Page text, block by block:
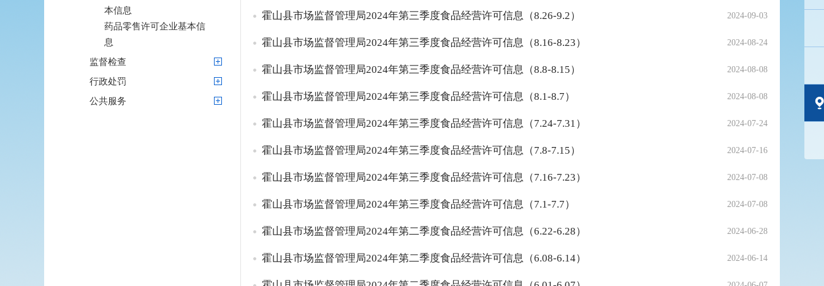
本信息
药品零售许可企业基本信
息
监督检查
行政处罚
公共服务
2024-09-03
霍山县市场监督管理局2024年第三季度食品经营许可信息（8.26-9.2）
2024-08-24
霍山县市场监督管理局2024年第三季度食品经营许可信息（8.16-8.23）
2024-08-08
霍山县市场监督管理局2024年第三季度食品经营许可信息（8.8-8.15）
2024-08-08
霍山县市场监督管理局2024年第三季度食品经营许可信息（8.1-8.7）
2024-07-24
霍山县市场监督管理局2024年第三季度食品经营许可信息（7.24-7.31）
2024-07-16
霍山县市场监督管理局2024年第三季度食品经营许可信息（7.8-7.15）
2024-07-08
霍山县市场监督管理局2024年第三季度食品经营许可信息（7.16-7.23）
2024-07-08
霍山县市场监督管理局2024年第三季度食品经营许可信息（7.1-7.7）
2024-06-28
霍山县市场监督管理局2024年第二季度食品经营许可信息（6.22-6.28）
2024-06-14
霍山县市场监督管理局2024年第二季度食品经营许可信息（6.08-6.14）